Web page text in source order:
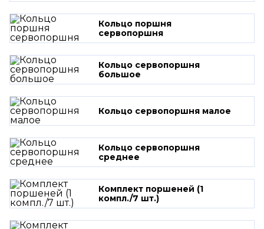
Кольцо поршня
сервопоршня
Кольцо сервопоршня
большое
Кольцо сервопоршня малое
Кольцо сервопоршня
среднее
Комплект поршеней (1
компл./7 шт.)